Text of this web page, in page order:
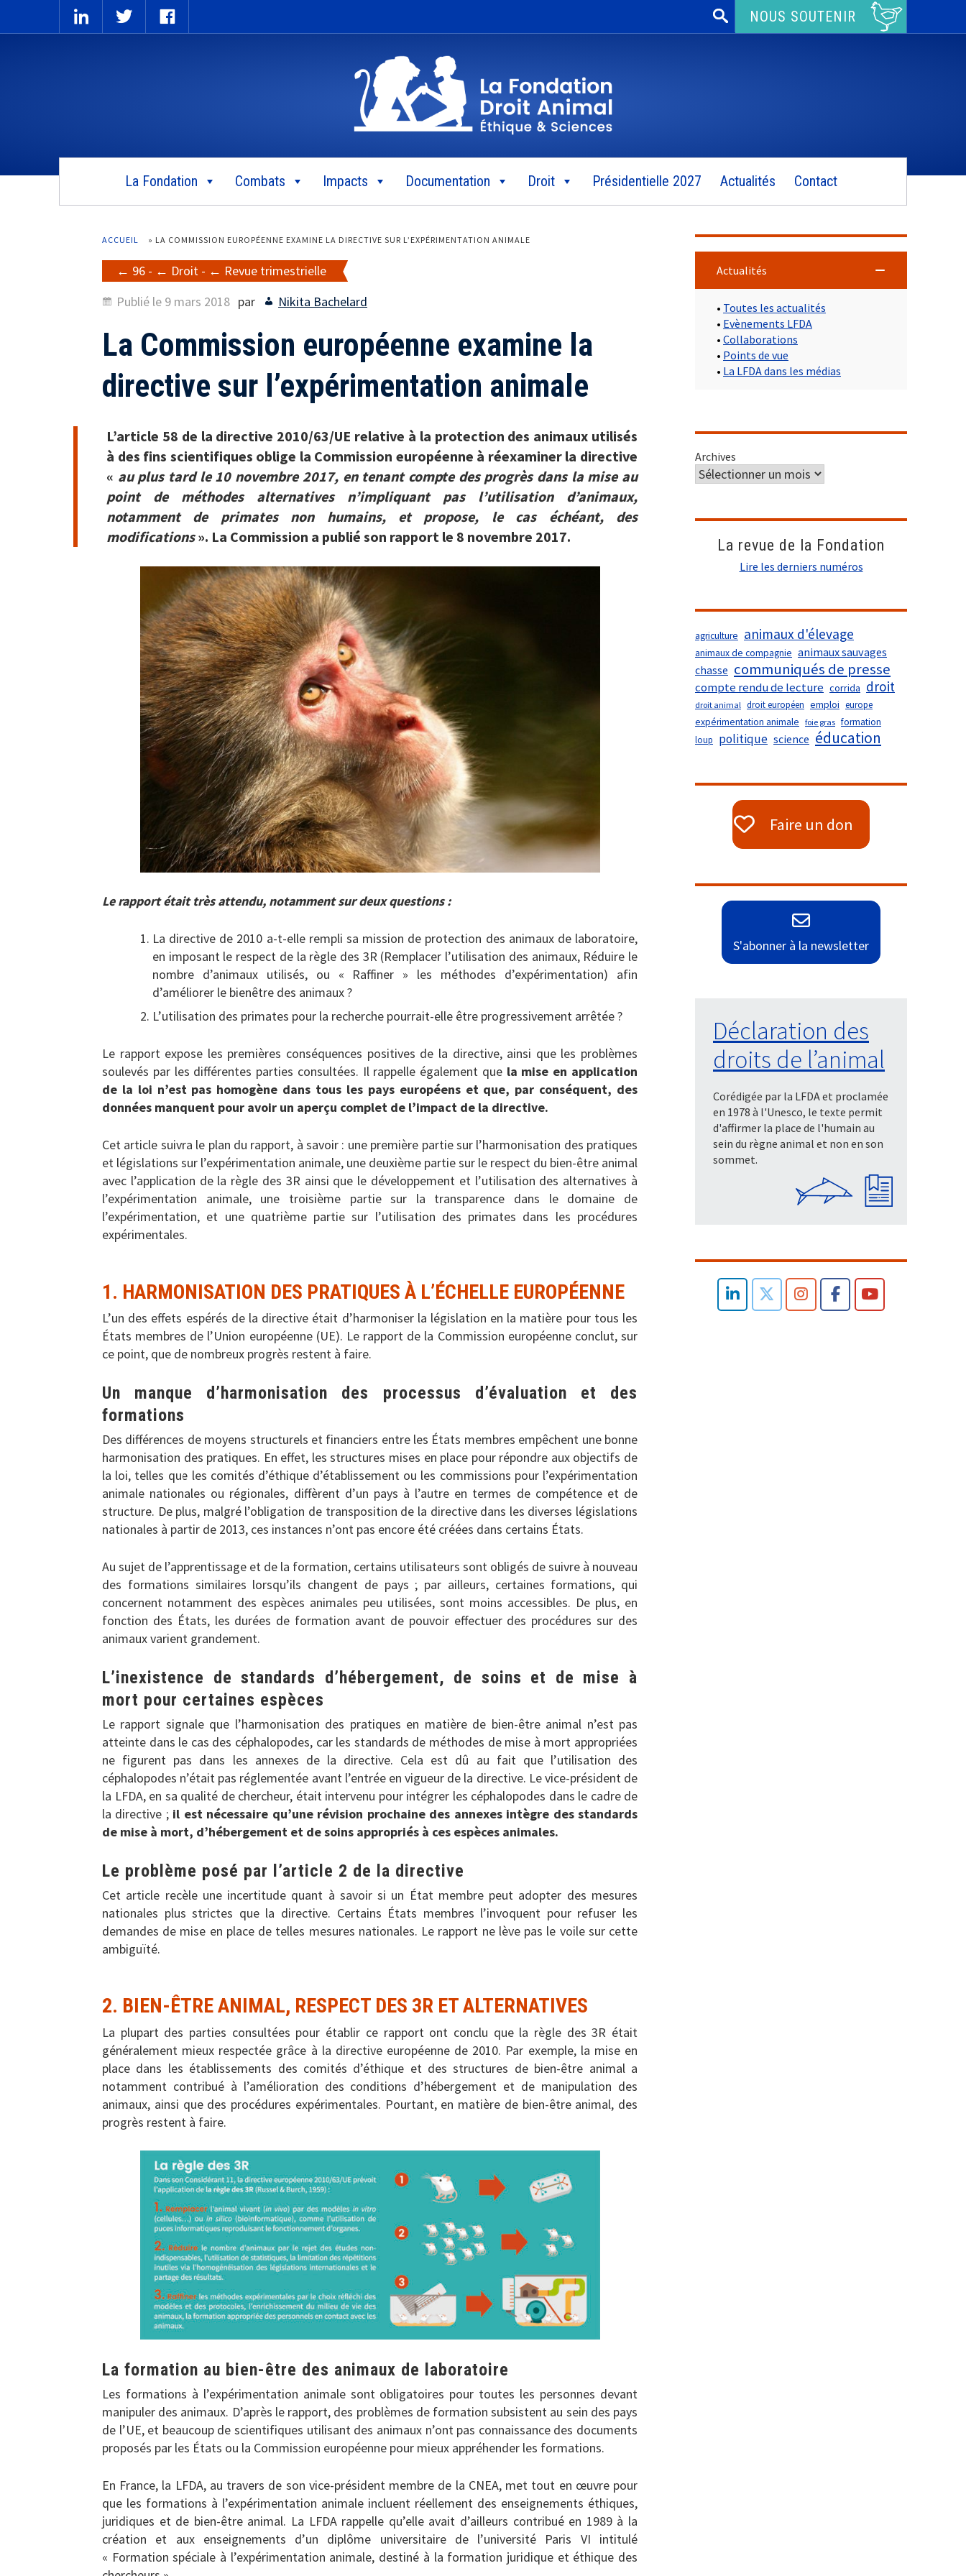
Rechercher :NOUS SOUTENIR
La Fondation Combats Impacts Documentation Droit Présidentielle 2027 Actualités Contact
ACCUEIL » LA COMMISSION EUROPÉENNE EXAMINE LA DIRECTIVE SUR L’EXPÉRIMENTATION ANIMALE
96 - Droit -
Revue trimestrielle
Publié le 9 mars 2018 par Nikita Bachelard
La Commission européenne examine la
directive sur l’expérimentation animale
L’article 58 de la directive 2010/63/UE relative à la protection des animaux utilisés
à des fins scientifiques oblige la Commission européenne à réexaminer la directive
« au plus tard le 10 novembre 2017, en tenant compte des progrès dans la mise au
point de méthodes alternatives n’impliquant pas l’utilisation d’animaux,
notamment de primates non humains, et propose, le cas échéant, des
modifications». La Commission a publié son rapport le 8 novembre 2017.
Le rapport était très attendu, notamment sur deux questions :
La directive de 2010 a-t-elle rempli sa mission de protection des animaux de laboratoire,
en imposant le respect de la règle des 3R (Remplacer l’utilisation des animaux, Réduire le
nombre d’animaux utilisés, ou « Raffiner » les méthodes d’expérimentation) afin
d’améliorer le bienêtre des animaux ?
L’utilisation des primates pour la recherche pourrait-elle être progressivement arrêtée ?
Le rapport expose les premières conséquences positives de la directive, ainsi que les problèmes
soulevés par les différentes parties consultées. Il rappelle également que la mise en application
de la loi n’est pas homogène dans tous les pays européens et que, par conséquent, des
données manquent pour avoir un aperçu complet de l’impact de la directive.
Cet article suivra le plan du rapport, à savoir : une première partie sur l’harmonisation des pratiques
et législations sur l’expérimentation animale, une deuxième partie sur le respect du bien-être animal
avec l’application de la règle des 3R ainsi que le développement et l’utilisation des alternatives à
l’expérimentation animale, une troisième partie sur la transparence dans le domaine de
l’expérimentation, et une quatrième partie sur l’utilisation des primates dans les procédures
expérimentales.
1. HARMONISATION DES PRATIQUES À L’ÉCHELLE EUROPÉENNE
L’un des effets espérés de la directive était d’harmoniser la législation en la matière pour tous les
États membres de l’Union européenne (UE). Le rapport de la Commission européenne conclut, sur
ce point, que de nombreux progrès restent à faire.
Un manque d’harmonisation des processus d’évaluation et des
formations
Des différences de moyens structurels et financiers entre les États membres empêchent une bonne
harmonisation des pratiques. En effet, les structures mises en place pour répondre aux objectifs de
la loi, telles que les comités d’éthique d’établissement ou les commissions pour l’expérimentation
animale nationales ou régionales, diffèrent d’un pays à l’autre en termes de compétence et de
structure. De plus, malgré l’obligation de transposition de la directive dans les diverses législations
nationales à partir de 2013, ces instances n’ont pas encore été créées dans certains États.
Au sujet de l’apprentissage et de la formation, certains utilisateurs sont obligés de suivre à nouveau
des formations similaires lorsqu’ils changent de pays ; par ailleurs, certaines formations, qui
concernent notamment des espèces animales peu utilisées, sont moins accessibles. De plus, en
fonction des États, les durées de formation avant de pouvoir effectuer des procédures sur des
animaux varient grandement.
L’inexistence de standards d’hébergement, de soins et de mise à
mort pour certaines espèces
Le rapport signale que l’harmonisation des pratiques en matière de bien-être animal n’est pas
atteinte dans le cas des céphalopodes, car les standards de méthodes de mise à mort appropriées
ne figurent pas dans les annexes de la directive. Cela est dû au fait que l’utilisation des
céphalopodes n’était pas réglementée avant l’entrée en vigueur de la directive. Le vice-président de
la LFDA, en sa qualité de chercheur, était intervenu pour intégrer les céphalopodes dans le cadre de
la directive ; il est nécessaire qu’une révision prochaine des annexes intègre des standards
de mise à mort, d’hébergement et de soins appropriés à ces espèces animales.
Le problème posé par l’article 2 de la directive
Cet article recèle une incertitude quant à savoir si un État membre peut adopter des mesures
nationales plus strictes que la directive. Certains États membres l’invoquent pour refuser les
demandes de mise en place de telles mesures nationales. Le rapport ne lève pas le voile sur cette
ambiguïté.
2. BIEN-ÊTRE ANIMAL, RESPECT DES 3R ET ALTERNATIVES
La plupart des parties consultées pour établir ce rapport ont conclu que la règle des 3R était
généralement mieux respectée grâce à la directive européenne de 2010. Par exemple, la mise en
place dans les établissements des comités d’éthique et des structures de bien-être animal a
notamment contribué à l’amélioration des conditions d’hébergement et de manipulation des
animaux, ainsi que des procédures expérimentales. Pourtant, en matière de bien-être animal, des
progrès restent à faire.
La formation au bien-être des animaux de laboratoire
Les formations à l’expérimentation animale sont obligatoires pour toutes les personnes devant
manipuler des animaux. D’après le rapport, des problèmes de formation subsistent au sein des pays
de l’UE, et beaucoup de scientifiques utilisant des animaux n’ont pas connaissance des documents
proposés par les États ou la Commission européenne pour mieux appréhender les formations.
En France, la LFDA, au travers de son vice-président membre de la CNEA, met tout en œuvre pour
que les formations à l’expérimentation animale incluent réellement des enseignements éthiques,
juridiques et de bien-être animal. La LFDA rappelle qu’elle avait d’ailleurs contribué en 1989 à la
création et aux enseignements d’un diplôme universitaire de l’université Paris VI intitulé
« Formation spéciale à l’expérimentation animale, destiné à la formation juridique et éthique des
Actualités
• Toutes les actualités
• Evènements LFDA
• Collaborations
• Points de vue
• La LFDA dans les médias
Archives
La revue de la Fondation
Lire les derniers numéros
agriculture animaux d'élevage
animaux de compagnie animaux sauvages
chasse communiqués de presse
compte rendu de lecture corrida droit
droit animal droit européen emploi europe
expérimentation animale foie gras formation
loup politique science éducation
Faire un don
S'abonner à la newsletter
Déclaration des
droits de l’animal
Corédigée par la LFDA et proclamée
en 1978 à l'Unesco, le texte permit
d'affirmer la place de l'humain au
sein du règne animal et non en son
sommet.